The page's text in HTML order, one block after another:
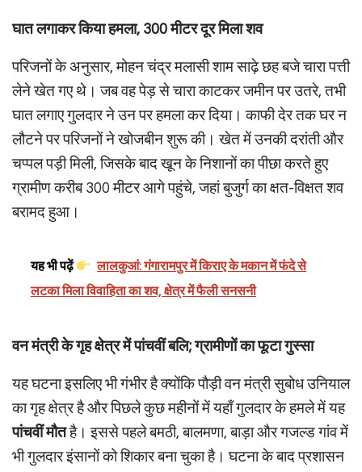
घात लगाकर किया हमला, 300 मीटर दूर मिला शव
परिजनों के अनुसार, मोहन चंद्र मलासी शाम साढ़े छह बजे चारा पत्ती
लेने खेत गए थे। जब वह पेड़ से चारा काटकर जमीन पर उतरे, तभी
घात लगाए गुलदार ने उन पर हमला कर दिया। काफी देर तक घर न
लौटने पर परिजनों ने खोजबीन शुरू की। खेत में उनकी दरांती और
चप्पल पड़ी मिली, जिसके बाद खून के निशानों का पीछा करते हुए
ग्रामीण करीब 300 मीटर आगे पहुंचे, जहां बुजुर्ग का क्षत-विक्षत शव
बरामद हुआ।
यह भी पढ़ें
लालकुआं: गंगारामपुर में किराए के मकान में फंदे से
लटका मिला विवाहिता का शव, क्षेत्र में फैली सनसनी
वन मंत्री के गृह क्षेत्र में पांचवीं बलि; ग्रामीणों का फूटा गुस्सा
यह घटना इसलिए भी गंभीर है क्योंकि पौड़ी वन मंत्री सुबोध उनियाल
का गृह क्षेत्र है और पिछले कुछ महीनों में यहाँ गुलदार के हमले में यह
पांचवीं मौतहै। इससे पहले बमठी, बालमणा, बाड़ा और गजल्ड गांव में
भी गुलदार इंसानों को शिकार बना चुका है। घटना के बाद प्रशासन